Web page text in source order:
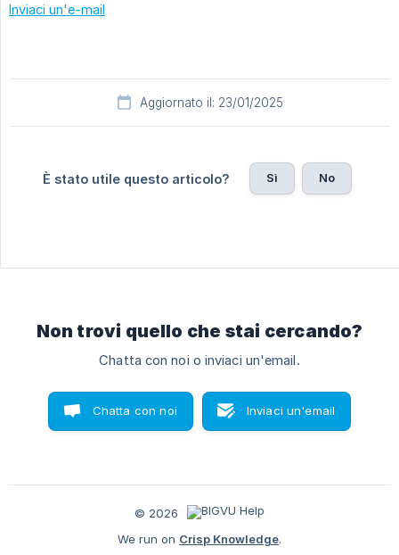
Inviaci un'e-mail
Aggiornato il: 23/01/2025
È stato utile questo articolo? Sì No
Non trovi quello che stai cercando?
Chatta con noi o inviaci un'email.
Chatta con noi Inviaci un'email
© 2026
We run on Crisp Knowledge.